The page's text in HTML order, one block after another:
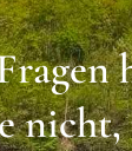
nicht,